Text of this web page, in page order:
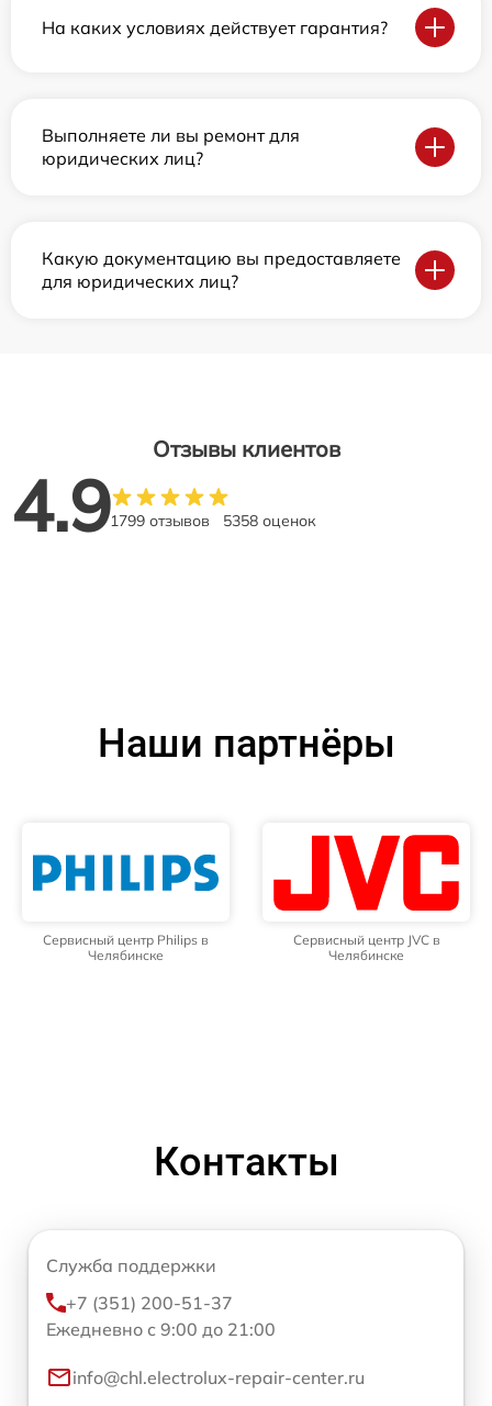
На каких условиях действует гарантия?
Выполняете ли вы ремонт для
юридических лиц?
Какую документацию вы предоставляете
для юридических лиц?
Отзывы клиентов
4.91799 отзывов 5358 оценок
Наши партнёры
Сервисный центр Philips в
Челябинске
Сервисный центр JVC в
Челябинске
Контакты
Служба поддержки
+7 (351) 200-51-37
Ежедневно с 9:00 до 21:00
info@chl.electrolux-repair-center.ru